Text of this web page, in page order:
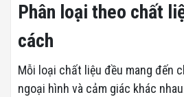
Phân loại theo chất
cách
Mỗi loại chất liệu đều mang đến
ngoại hình và cảm giác khác